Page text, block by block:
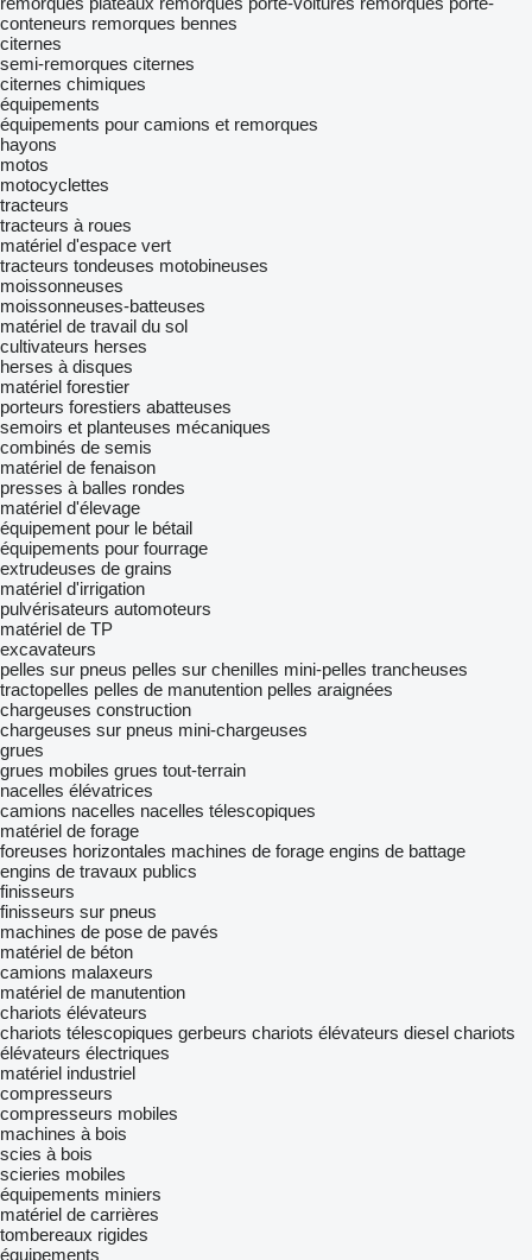
conteneurs remorques bennes
citernes
semi-remorques citernes
citernes chimiques
équipements
équipements pour camions et remorques
hayons
motos
motocyclettes
tracteurs
tracteurs à roues
matériel d'espace vert
tracteurs tondeuses motobineuses
moissonneuses
moissonneuses-batteuses
matériel de travail du sol
cultivateurs herses
herses à disques
matériel forestier
porteurs forestiers abatteuses
semoirs et planteuses mécaniques
combinés de semis
matériel de fenaison
presses à balles rondes
matériel d'élevage
équipement pour le bétail
équipements pour fourrage
extrudeuses de grains
matériel d'irrigation
pulvérisateurs automoteurs
matériel de TP
excavateurs
pelles sur pneus pelles sur chenilles mini-pelles trancheuses
tractopelles pelles de manutention pelles araignées
chargeuses construction
chargeuses sur pneus mini-chargeuses
grues
grues mobiles grues tout-terrain
nacelles élévatrices
camions nacelles nacelles télescopiques
matériel de forage
foreuses horizontales machines de forage engins de battage
engins de travaux publics
finisseurs
finisseurs sur pneus
machines de pose de pavés
matériel de béton
camions malaxeurs
matériel de manutention
chariots élévateurs
chariots télescopiques gerbeurs chariots élévateurs diesel chariots
élévateurs électriques
matériel industriel
compresseurs
compresseurs mobiles
machines à bois
scies à bois
scieries mobiles
équipements miniers
matériel de carrières
tombereaux rigides
équipements